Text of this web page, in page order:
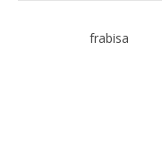
frabisa